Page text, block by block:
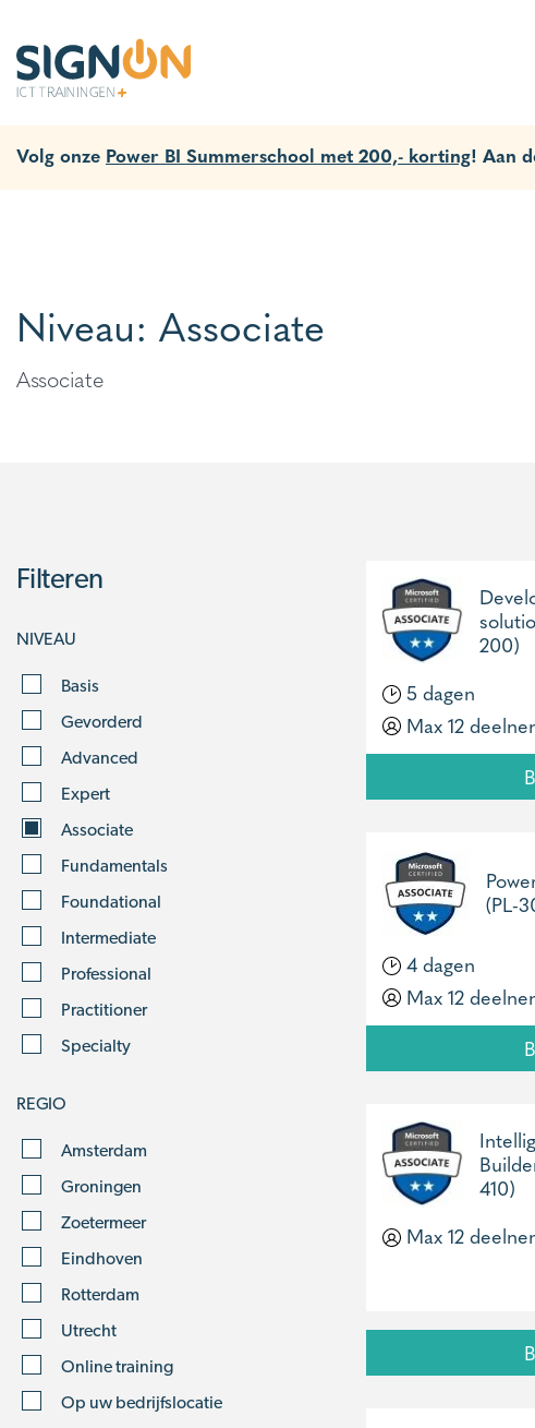
Volg onze Power BI Summerschool met 200,- korting! Aan
Niveau: Associate
Associate
Filteren
NIVEAU
Basis
Gevorderd
Advanced
Expert
Associate
Fundamentals
Foundational
Intermediate
Professional
Practitioner
Specialty
REGIO
Amsterdam
Groningen
Zoetermeer
Eindhoven
Rotterdam
Utrecht
Online training
Op uw bedrijfslocatie
200)
5 dagen
Max 12
(PL-
4 dagen
Max 12
410)
Max 12